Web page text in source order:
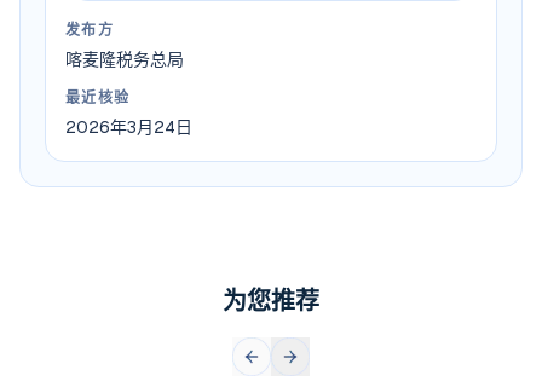
发布方
喀麦隆税务总局
最近核验
2026年3月24日
为您推荐